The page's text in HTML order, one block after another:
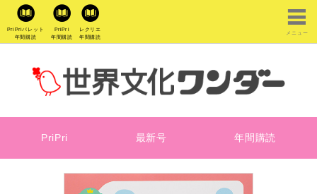
PriPriパレット
年間購読
PriPri
年間購読
レクリエ
年間購読
メニュー
PriPri 最新号 年間購読